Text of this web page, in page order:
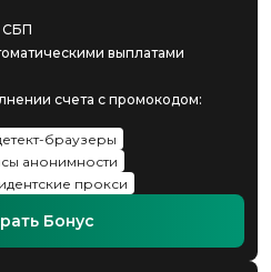
СБП
выплатами
счета с промокодом:
браузеры
анонимности
прокси
Бонус